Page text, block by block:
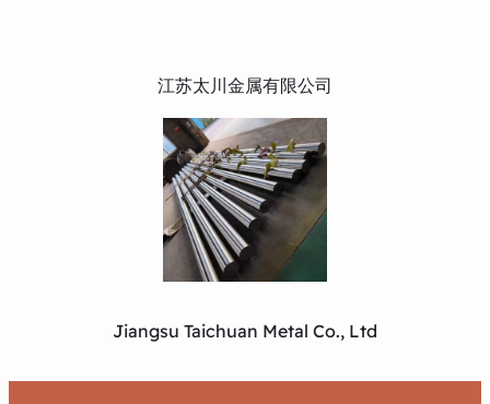
江苏太川金属有限公司
Jiangsu Taichuan Metal Co., Ltd